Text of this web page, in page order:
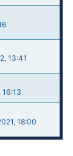
13:41
16:13
18:00